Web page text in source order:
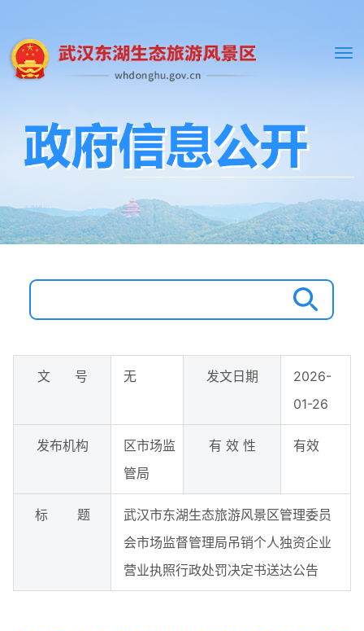
文 号 无 发文日期
2026-
01-26
发布机构
区市场监
管局
有 效 性 有效
标 题
武汉市东湖生态旅游风景区管理委员
会市场监督管理局吊销个人独资企业
营业执照行政处罚决定书送达公告